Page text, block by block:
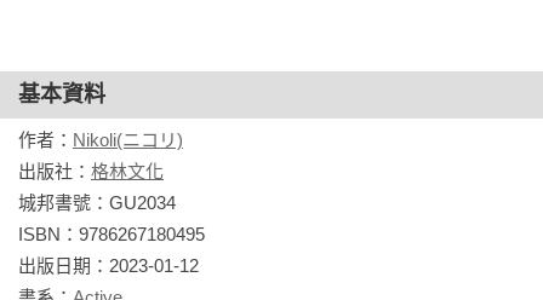
本書為系列三本中的第二本，針對中階的數獨愛好者設計，內
含90題原創的中階數獨題。隨著玩家循序漸進突破重重難關，
每一題遊戲都有齒輪圖示，齒輪的數量，也會隨著題目難度不
同有所變化；而每30題就會出現嶄新的齒輪，代表整體層級再
度提升。挑戰成功的玩家將榮獲至高榮譽，成為最頂尖的數獨
高手！
基本資料
作者： Nikoli(ニコリ)
出版社： 格林文化
城邦書號：GU2034
ISBN：9786267180495
出版日期：2023-01-12